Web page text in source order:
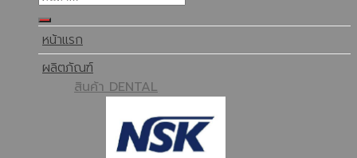
หน้าแรก
ผลิตภัณฑ์
สินค้า DENTAL